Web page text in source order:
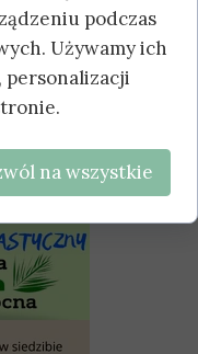
podczas
Używamy ich
personalizacji
na wszystkie